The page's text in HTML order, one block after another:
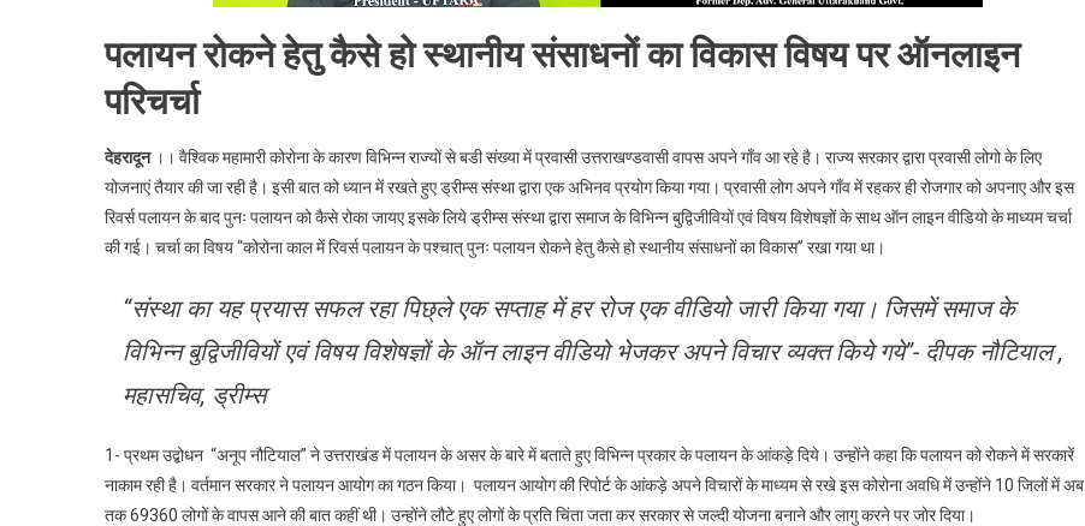
पूरी
खबर
।।
।।
पलायन रोकने हेतु कैसे हो स्थानीय संसाधनों का विकास विषय पर ऑनलाइन
परिचर्चा
देहरादून।। वैश्विक महामारी कोरोना के कारण विभिन्न राज्यों से बडी संख्या में प्रवासी उत्तराखण्डवासी वापस अपने गाँव आ रहे है। राज्य सरकार द्वारा प्रवासी लोगो के लिए
योजनाएं तैयार की जा रही है। इसी बात को ध्यान में रखते हुए ड्रीम्स संस्था द्वारा एक अभिनव प्रयोग किया गया। प्रवासी लोग अपने गाँव में रहकर ही रोजगार को अपनाए और इस
रिवर्स पलायन के बाद पुनः पलायन को कैसे रोका जायए इसके लिये ड्रीम्स संस्था द्वारा समाज के विभिन्न बुद्विजीवियों एवं विषय विशेषज्ञों के साथ ऑन लाइन वीडियो के माध्यम चर्चा
की गई। चर्चा का विषय “कोरोना काल में रिवर्स पलायन के पश्चात् पुनः पलायन रोकने हेतु कैसे हो स्थानीय संसाधनों का विकास” रखा गया था।
“संस्था का यह प्रयास सफल रहा पिछ्ले एक सप्ताह में हर रोज एक वीडियो जारी किया गया। जिसमें समाज के
विभिन्न बुद्विजीवियों एवं विषय विशेषज्ञों के ऑन लाइन वीडियो भेजकर अपने विचार व्यक्त किये गये”- दीपक नौटियाल ,
महासचिव, ड्रीम्स
1- प्रथम उद्बोधन “अनूप नौटियाल” ने उत्तराखंड में पलायन के असर के बारे में बताते हुए विभिन्न प्रकार के पलायन के आंकड़े दिये। उन्होंने कहा कि पलायन को रोकने में सरकारें
नाकाम रही है। वर्तमान सरकार ने पलायन आयोग का गठन किया। पलायन आयोग की रिपोर्ट के आंकड़े अपने विचारों के माध्यम से रखे इस कोरोना अवधि में उन्होंने 10 जिलों में अब
तक 69360 लोगों के वापस आने की बात कहीं थी। उन्होंने लौटे हुए लोगों के प्रति चिंता जता कर सरकार से जल्दी योजना बनाने और लागु करने पर जोर दिया।